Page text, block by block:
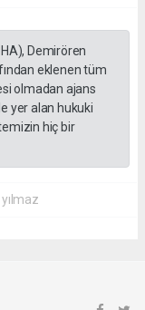
Demirören
eklenen tüm
olmadan ajans
yer alan hukuki
hiç bir